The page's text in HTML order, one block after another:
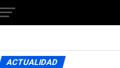
ACTUALIDAD